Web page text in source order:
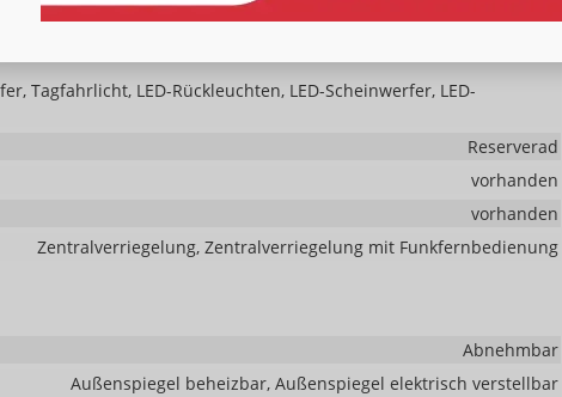
Tagfahrlicht, LED-Rückleuchten, LED-Scheinwerfer, LED-
Reserverad
vorhanden
vorhanden
Zentralverriegelung, Zentralverriegelung mit Funkfernbedienung
Abnehmbar
Außenspiegel beheizbar, Außenspiegel elektrisch verstellbar